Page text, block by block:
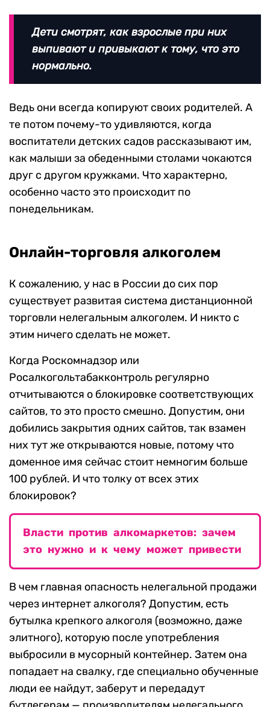
Дети смотрят, как взрослые при них
выпивают и привыкают к тому, что это
нормально.
Ведь они всегда копируют своих родителей. А
те потом почему-то удивляются, когда
воспитатели детских садов рассказывают им,
как малыши за обеденными столами чокаются
друг с другом кружками. Что характерно,
особенно часто это происходит по
понедельникам.
Онлайн-торговля алкоголем
К сожалению, у нас в России до сих пор
существует развитая система дистанционной
торговли нелегальным алкоголем. И никто с
этим ничего сделать не может.
Когда Роскомнадзор или
Росалкогольтабакконтроль регулярно
отчитываются о блокировке соответствующих
сайтов, то это просто смешно. Допустим, они
добились закрытия одних сайтов, так взамен
них тут же открываются новые, потому что
доменное имя сейчас стоит немногим больше
100 рублей. И что толку от всех этих
блокировок?
Власти против алкомаркетов: зачем
это нужно и к чему может привести
В чем главная опасность нелегальной продажи
через интернет алкоголя? Допустим, есть
бутылка крепкого алкоголя (возможно, даже
элитного), которую после употребления
выбросили в мусорный контейнер. Затем она
попадает на свалку, где специально обученные
люди ее найдут, заберут и передадут